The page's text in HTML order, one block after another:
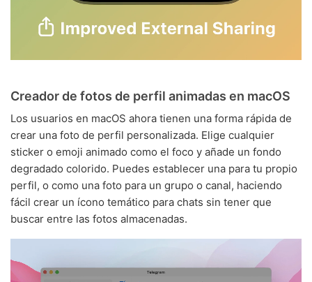
Creador de fotos de perfil animadas en macOS
Los usuarios en macOS ahora tienen una forma rápida de
crear una foto de perfil personalizada. Elige cualquier
sticker o emoji animado como el foco y añade un fondo
degradado colorido. Puedes establecer una para tu propio
perfil, o como una foto para un grupo o canal, haciendo
fácil crear un ícono temático para chats sin tener que
buscar entre las fotos almacenadas.